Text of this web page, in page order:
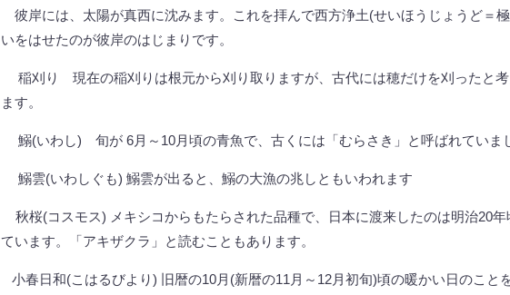
彼岸には、太陽が真西に沈みます。これを拝んで西方浄土(せいほうじょうど＝
いをはせたのが彼岸のはじまりです。
稲刈り 現在の稲刈りは根元から刈り取りますが、古代には穂だけを刈ったと考
ます。
鰯(いわし) 旬が 6月～10月頃の青魚で、古くには「むらさき」と呼ばれていま
鰯雲(いわしぐも) 鰯雲が出ると、鰯の大漁の兆しともいわれます
秋桜(コスモス) メキシコからもたらされた品種で、日本に渡来したのは明治20年
ています。「アキザクラ」と読むこともあります。
小春日和(こはるびより) 旧暦の10月(新暦の11月～12月初旬)頃の暖かい日のこと